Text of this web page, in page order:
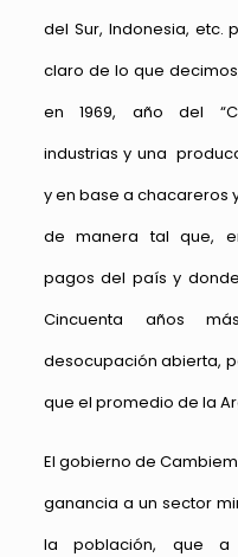
del Sur, Indonesia, etc.
claro de lo que
en 1969, año del
industrias y una
y en base a chacareros
de manera tal que,
pagos del país y
Cincuenta años
desocupación abierta,
que el promedio de la
El gobierno de
ganancia a un sector
la población, que